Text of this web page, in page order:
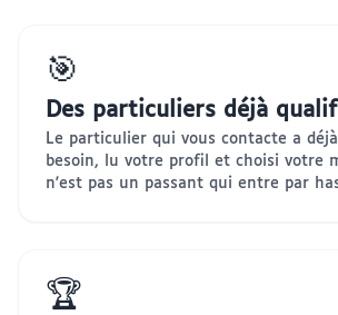
🎯
Des particuliers déjà
Le particulier qui vous contacte a
besoin, lu votre profil et choisi votre
n'est pas un passant qui entre par
🏆